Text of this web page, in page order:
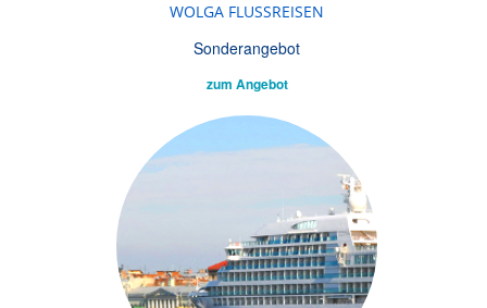
WOLGA FLUSSREISEN
Sonderangebot
zum Angebot